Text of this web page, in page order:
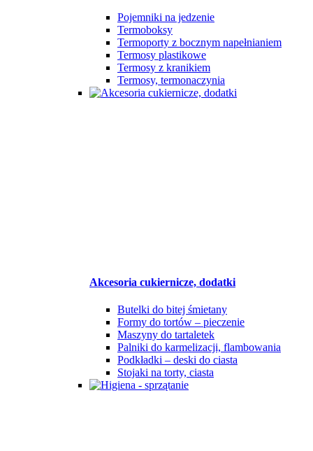
Pojemniki na jedzenie
Termoboksy
Termoporty z bocznym napełnianiem
Termosy plastikowe
Termosy z kranikiem
Termosy, termonaczynia
Akcesoria cukiernicze, dodatki
Butelki do bitej śmietany
Formy do tortów – pieczenie
Maszyny do tartaletek
Palniki do karmelizacji, flambowania
Podkładki – deski do ciasta
Stojaki na torty, ciasta